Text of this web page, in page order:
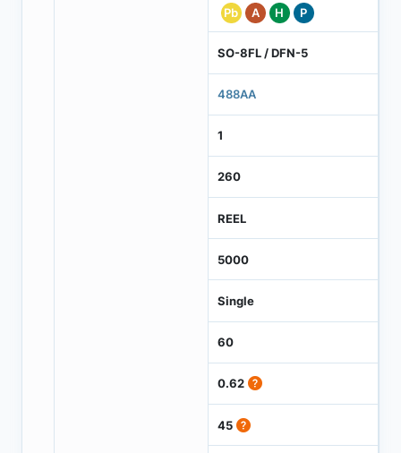
Pb A H P
SO-8FL / DFN-5
488AA
1
260
REEL
5000
Single
60
0.62
45